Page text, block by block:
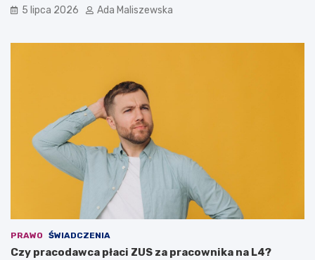
5 lipca 2026 Ada Maliszewska
PRAWO ŚWIADCZENIA
Czy pracodawca płaci ZUS za pracownika na L4?